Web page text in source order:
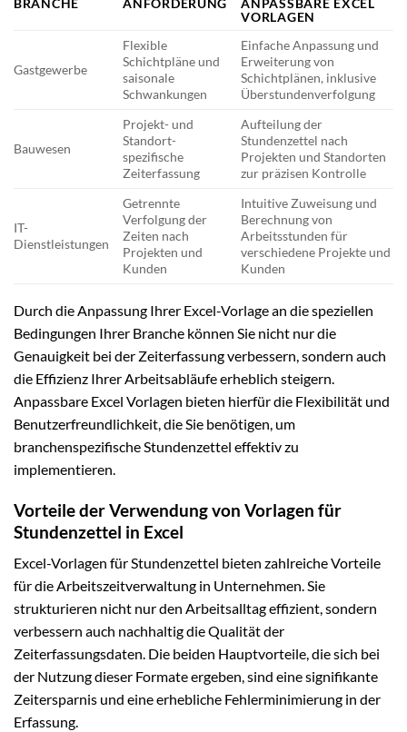
BRANCHE ANFORDERUNG
ANPASSBARE EXCEL
VORLAGEN
Gastgewerbe
Flexible
Schichtpläne und
saisonale
Schwankungen
Einfache Anpassung und
Erweiterung von
Schichtplänen, inklusive
Überstundenverfolgung
Bauwesen
Projekt- und
Standort-
spezifische
Zeiterfassung
Aufteilung der
Stundenzettel nach
Projekten und Standorten
zur präzisen Kontrolle
IT-
Dienstleistungen
Getrennte
Verfolgung der
Zeiten nach
Projekten und
Kunden
Intuitive Zuweisung und
Berechnung von
Arbeitsstunden für
verschiedene Projekte und
Kunden
Durch die Anpassung Ihrer Excel-Vorlage an die speziellen
Bedingungen Ihrer Branche können Sie nicht nur die
Genauigkeit bei der Zeiterfassung verbessern, sondern auch
die Effizienz Ihrer Arbeitsabläufe erheblich steigern.
Anpassbare Excel Vorlagen bieten hierfür die Flexibilität und
Benutzerfreundlichkeit, die Sie benötigen, um
branchenspezifische Stundenzettel effektiv zu
implementieren.
Vorteile der Verwendung von Vorlagen für
Stundenzettel in Excel
Excel-Vorlagen für Stundenzettel bieten zahlreiche Vorteile
für die Arbeitszeitverwaltung in Unternehmen. Sie
strukturieren nicht nur den Arbeitsalltag effizient, sondern
verbessern auch nachhaltig die Qualität der
Zeiterfassungsdaten. Die beiden Hauptvorteile, die sich bei
der Nutzung dieser Formate ergeben, sind eine signifikante
Zeitersparnis und eine erhebliche Fehlerminimierung in der
Erfassung.